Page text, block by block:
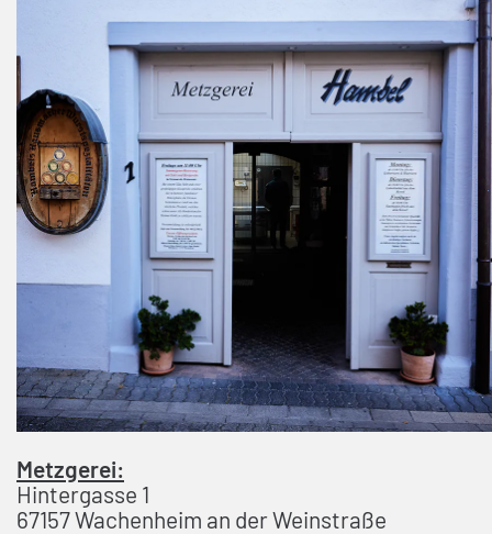
Metzgerei:
Hintergasse 1
67157 Wachenheim an der Weinstraße